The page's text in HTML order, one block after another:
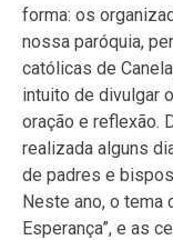
forma: os
nossa paróquia,
católicas de
intuito de divulgar
oração e reflexão.
realizada alguns
de padres e
Neste ano, o tema
Esperança”, e as